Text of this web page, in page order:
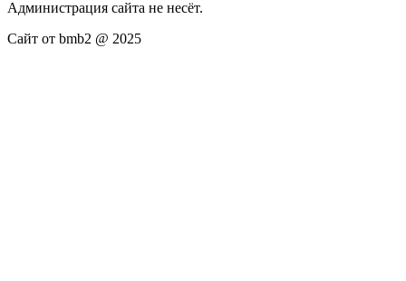
Администрация сайта не несёт.
Сайт от bmb2 @ 2025